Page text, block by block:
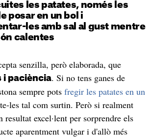
les patates, només les
posar en un bol i
les amb sal al gust mentre
calentes
senzilla, però elaborada, que
i paciència. Si no tens ganes de
sempre pots fregir les patates en un
les tal com surtin. Però si realment
resultat excel·lent per sorprendre els
aparentment vulgar i d'allò més